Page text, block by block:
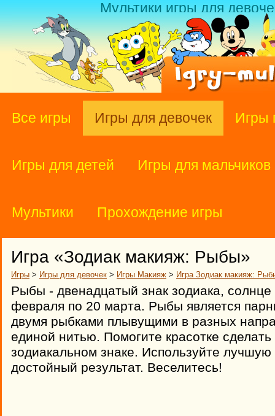
Мультики игры для
Все игры Игры для девочек Игры
Игры для детей Игры для мальчиков
Мультики Прохождение игры
Игра «Зодиак макияж: Рыбы»
Игры > Игры для девочек > Игры Макияж > Игра Зодиак макияж:
Рыбы - двенадцатый знак зодиака, солнце
февраля по 20 марта. Рыбы является
двумя рыбками плывущими в разных
единой нитью. Помогите красотке
зодиакальном знаке. Используйте лучшую
достойный результат. Веселитесь!